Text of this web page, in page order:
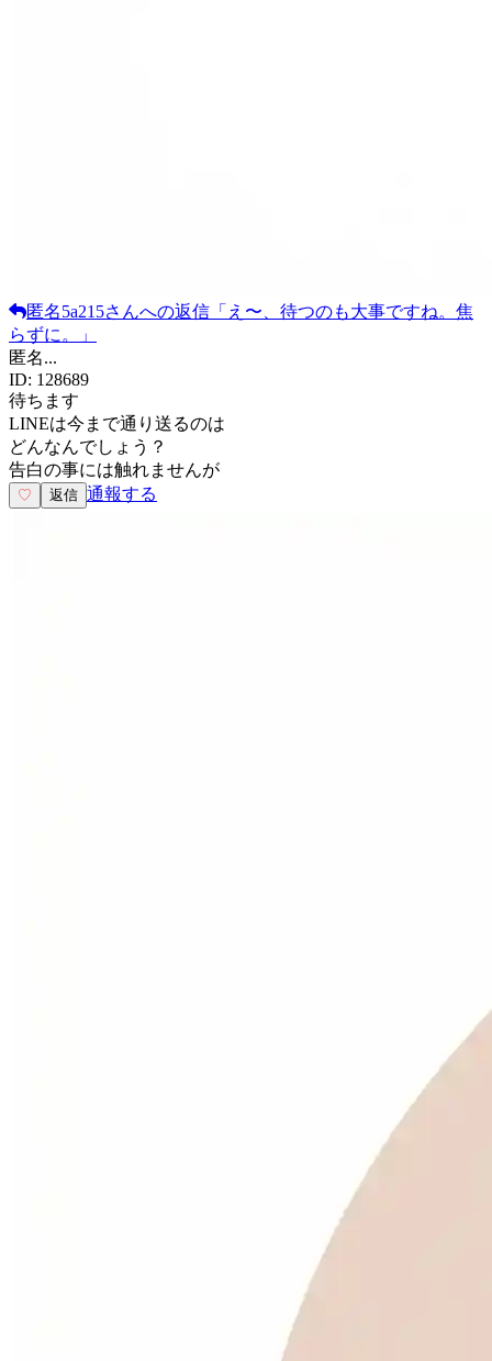
匿名5a215さんへの返信 「 え〜、待つのも大事ですね。焦
らずに。
」
匿名...
ID: 128689
待ちます
LINEは今まで通り送るのは
どんなんでしょう？
告白の事には触れませんが
♡ 返信 通報する